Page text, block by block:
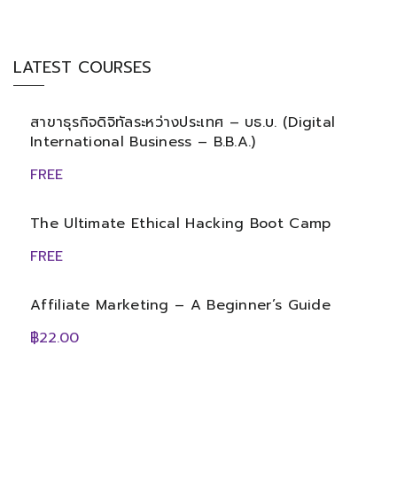
LATEST COURSES
สาขาธุรกิจดิจิทัลระหว่างประเทศ – บธ.บ. (Digital
International Business – B.B.A.)
FREE
The Ultimate Ethical Hacking Boot Camp
FREE
Affiliate Marketing – A Beginner’s Guide
฿22.00